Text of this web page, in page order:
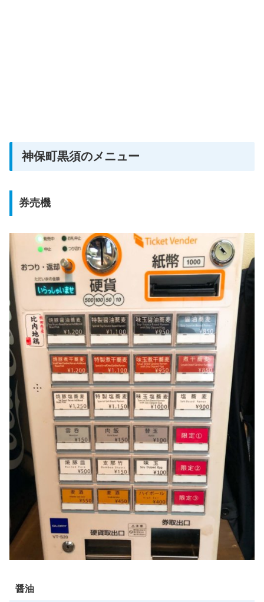
神保町黒須のメニュー
券売機
醤油